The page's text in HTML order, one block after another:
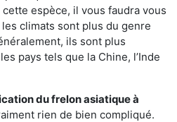
cette espèce, il vous faudra vous
climats sont plus du genre
ils sont plus
pays tels que la Chine, l’Inde
du frelon asiatiqueà
rien de bien compliqué.